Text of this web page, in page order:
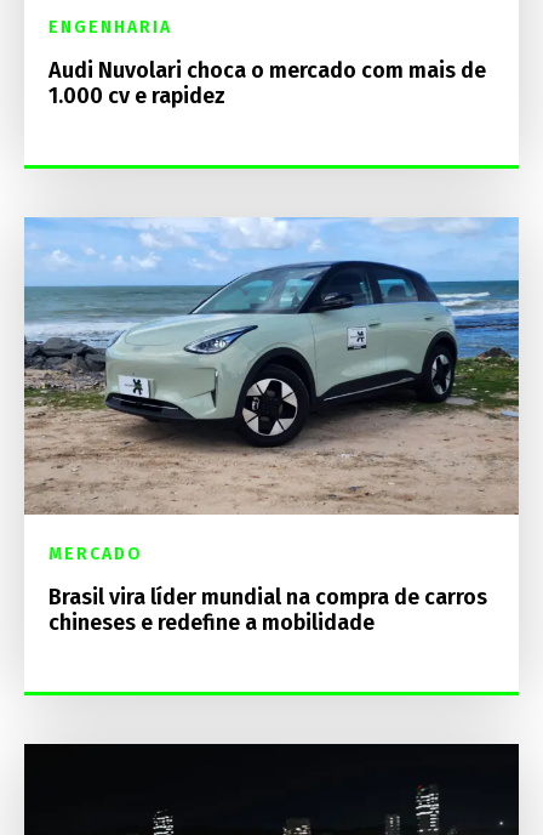
ENGENHARIA
Audi Nuvolari choca o mercado com mais de
1.000 cv e rapidez
MERCADO
Brasil vira líder mundial na compra de carros
chineses e redefine a mobilidade